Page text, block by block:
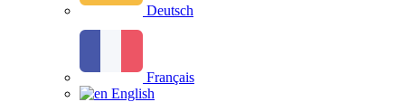
Deutsch
Français
English